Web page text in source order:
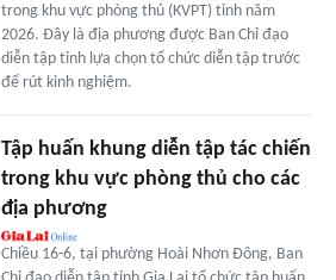
trong khu vực phòng thủ (KVPT) tỉnh năm
2026. Đây là địa phương được Ban Chỉ đạo
diễn tập tỉnh lựa chọn tổ chức diễn tập trước
để rút kinh nghiệm.
Tập huấn khung diễn tập tác chiến
trong khu vực phòng thủ cho các
địa phương
Chiều 16-6, tại phường Hoài Nhơn Đông, Ban